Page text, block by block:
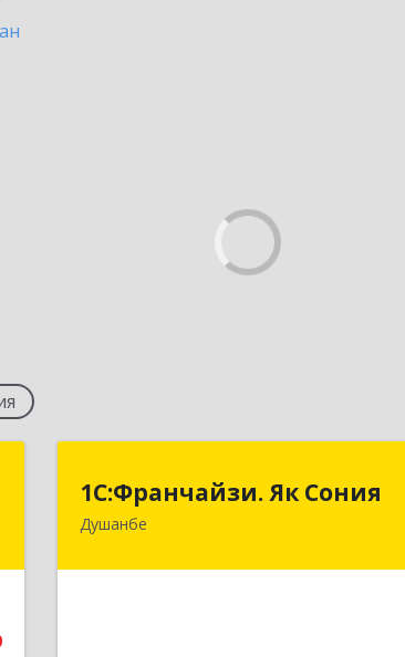
1С:Франчайзи. Як Сония
Душанбе
1С:Франчайзи. Як Сония
Республика Таджикистан, 734013, г.